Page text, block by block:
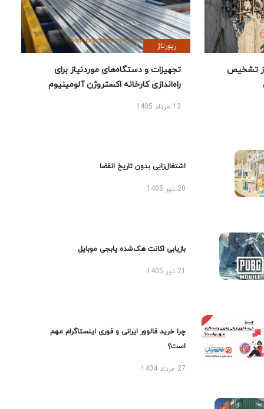
تشخیص
رپورتاژ
تجهیزات و دستگاه‌های موردنیاز برای
راه‌اندازی کارخانه اکستروژن آلومینیوم
13 مرداد 1405
اشتغال‌زایی بدون تاریخ انقضا
20 تیر 1405
بازیابی اکانت هک‌شده پابجی موبایل
چرا خرید فالوور ایرانی و فوری اینستاگرام مهم
است؟
27 مرداد 1404